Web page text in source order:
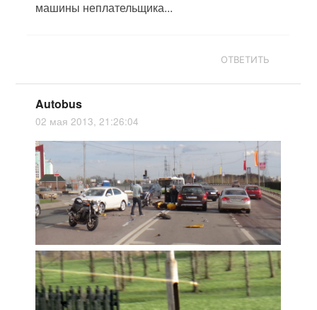
машины неплательщика...
ОТВЕТИТЬ
Autobus
02 мая 2013, 21:26:04